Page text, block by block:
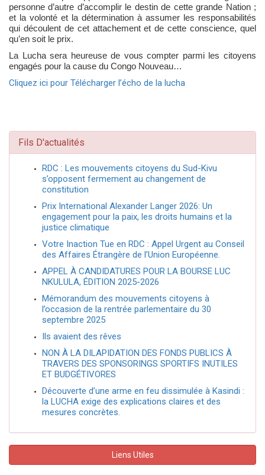
personne d’autre d’accomplir le destin de cette grande Nation ;
et la volonté et la détermination à assumer les responsabilités
qui découlent de cet attachement et de cette conscience, quel
qu’en soit le prix.
La Lucha sera heureuse de vous compter parmi les citoyens
engagés pour la cause du Congo Nouveau…
Cliquez ici pour Télécharger l’écho de la lucha
Fils D'actualités
RDC : Les mouvements citoyens du Sud-Kivu
s’opposent fermement au changement de
constitution
Prix International Alexander Langer 2026: Un
engagement pour la paix, les droits humains et la
justice climatique
Votre Inaction Tue en RDC : Appel Urgent au Conseil
des Affaires Étrangère de l’Union Européenne.
APPEL À CANDIDATURES POUR LA BOURSE LUC
NKULULA, ÉDITION 2025-2026
Mémorandum des mouvements citoyens à
l’occasion de la rentrée parlementaire du 30
septembre 2025
Ils avaient des rêves
NON À LA DILAPIDATION DES FONDS PUBLICS À
TRAVERS DES SPONSORINGS SPORTIFS INUTILES
ET BUDGÉTIVORES
Découverte d’une arme en feu dissimulée à Kasindi :
la LUCHA exige des explications claires et des
mesures concrètes.
Liens Utiles